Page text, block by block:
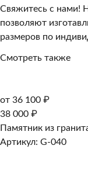
Свяжитесь с нами!
позволяют
размеров по
Смотреть также
от 36 100 ₽
38 000 ₽
Памятник из
Артикул: G-040